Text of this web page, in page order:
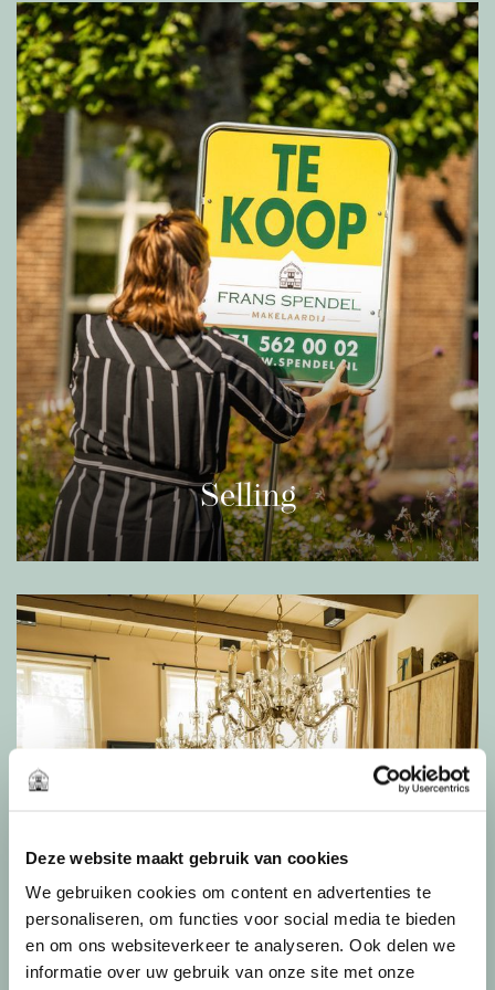
Deze website maakt gebruik van cookies
We gebruiken cookies om content en advertenties te
personaliseren, om functies voor social media te bieden
en om ons websiteverkeer te analyseren. Ook delen we
informatie over uw gebruik van onze site met onze
terecht kunt voor een gevarieerd aanbod aan
winkels, supermarkten, horecagelegenheden en
andere voorzieningen. Daarnaast is de
bereikbaarheid uitstekend: met de auto of het
openbaar vervoer bent u binnen korte tijd in
steden als Leiden, Den Haag en zelfs
Amsterdam. Dit maakt de woning zeer geschikt
voor forenzen of voor wie centraal én rustig wil
wonen.
Over het complex
Het complex dateert uit 1992 en beschikt over
een entree met bellentableau, brievenbussen,
intercominstallatie, lift en het trappenhuis. In de
onderbouw van het complex vindt u de ruime
berging.
Entree en hal
Via de verzorgde gemeenschappelijke entree
bereikt u de woning op de tweede verdieping. De
voordeur opent naar een ruime, centrale hal die
toegang biedt tot alle vertrekken. Bij
binnenkomst treft u direct een garderobenis, een
praktische bergkast, het separate toilet met
overige ruimtes. De hal is voorzien van een
doorlopende houten vloer die een warme en luxe
uitstraling geeft aan het geheel.
Selling
Selling your house without the hassle. Our real
Read more